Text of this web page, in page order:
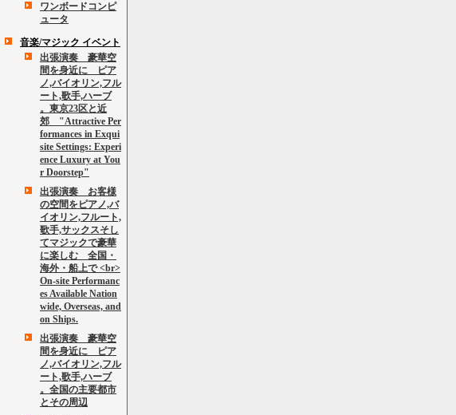
ワンボードコンピ
ュータ
音楽/マジック イベント
出張演奏 豪華空
間を身近に ピア
ノ,バイオリン,フル
ート,歌手,ハーブ
。東京23区と近
郊 "Attractive Per
formances in Exqui
site Settings: Experi
ence Luxury at You
r Doorstep"
出張演奏 お客様
の空間をピアノ,バ
イオリン,フルート,
歌手,サックスそし
てマジックで豪華
に楽しむ 全国・
海外・船上で <br>
On-site Performanc
es Available Nation
wide, Overseas, and
on Ships.
出張演奏 豪華空
間を身近に ピア
ノ,バイオリン,フル
ート,歌手,ハーブ
。全国の主要都市
とその周辺